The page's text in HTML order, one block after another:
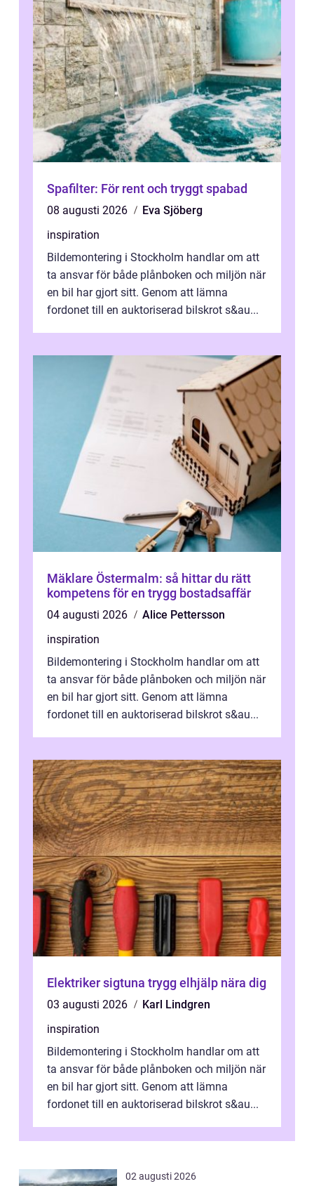
Spafilter: För rent och tryggt spabad
08 augusti 2026
Eva Sjöberg
inspiration
Bildemontering i Stockholm handlar om att
ta ansvar för både plånboken och miljön när
en bil har gjort sitt. Genom att lämna
fordonet till en auktoriserad bilskrot s&au...
Mäklare Östermalm: så hittar du rätt
kompetens för en trygg bostadsaffär
04 augusti 2026
Alice Pettersson
inspiration
Bildemontering i Stockholm handlar om att
ta ansvar för både plånboken och miljön när
en bil har gjort sitt. Genom att lämna
fordonet till en auktoriserad bilskrot s&au...
Elektriker sigtuna trygg elhjälp nära dig
03 augusti 2026
Karl Lindgren
inspiration
Bildemontering i Stockholm handlar om att
ta ansvar för både plånboken och miljön när
en bil har gjort sitt. Genom att lämna
fordonet till en auktoriserad bilskrot s&au...
02 augusti 2026